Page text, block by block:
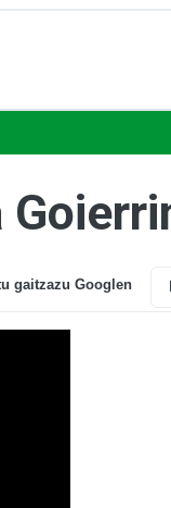
gaitzazu Googlen